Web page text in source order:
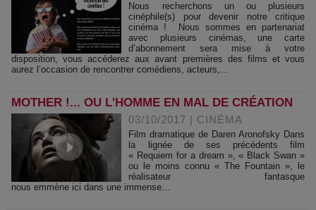
Nous recherchons un ou plusieurs
cinéphile(s) pour devenir notre critique
cinéma ! Nous sommes en partenariat
avec plusieurs cinémas, une carte
d’abonnement sera mise à votre
disposition, vous accéderez aux avant premières des films et vous
aurez l’occasion de rencontrer comédiens, acteurs,...
MOTHER !... OU L'HOMME EN MAL DE CRÉATION
03/10/2017 | CINÉMA
Film dramatique de Daren Aronofsky Dans
la lignée de ses précédents film
« Requiem for a dream », « Black Swan »
ou le moins connu « The Fountain », le
réalisateur fantasque
nous emmène ici dans une immense...